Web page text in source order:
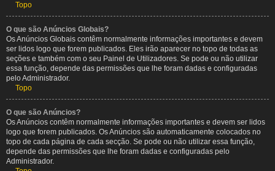
Topo
O que são Anúncios Globais?
Os Anúncios Globais contêm normalmente informações importantes e devem
ser lidos logo que forem publicados. Eles irão aparecer no topo de todas as
seções e também com o seu Painel de Utilizadores. Se pode ou não utilizar
essa função, depende das permissões que lhe foram dadas e configuradas
pelo Administrador.
Topo
O que são Anúncios?
Os Anúncios contêm normalmente informações importantes e devem ser lidos
logo que forem publicados. Os Anúncios são automaticamente colocados no
topo de cada página de cada secção. Se pode ou não utilizar essa função,
depende das permissões que lhe foram dadas e configuradas pelo
Administrador.